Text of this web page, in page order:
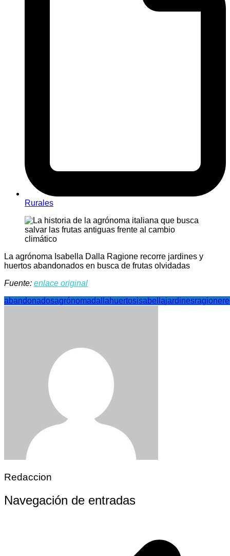
Rurales
La agrónoma Isabella Dalla Ragione recorre jardines y
huertos abandonados en busca de frutas olvidadas
Fuente: enlace original
abandonadosagrónomadallahuertosisabellajardinesragione
Redaccion
Navegación de entradas